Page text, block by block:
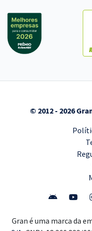
© 2012 - 2026
Gran é uma marca da